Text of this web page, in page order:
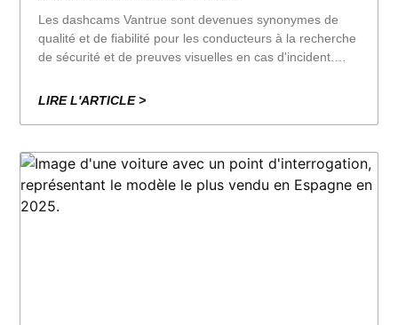
Les dashcams Vantrue sont devenues synonymes de
qualité et de fiabilité pour les conducteurs à la recherche
de sécurité et de preuves visuelles en cas d'incident.
leurs modèles les plus connus : la Vantrue
LIRE L'ARTICLE >